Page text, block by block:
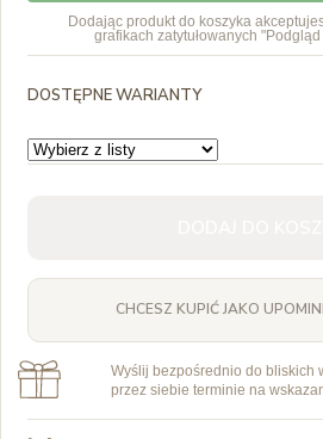
Dodając produkt do koszyka
grafikach zatytułowanych
DOSTĘPNE WARIANTY
CHCESZ KUPIĆ JAKO
Wyślij bezpośrednio do bliskich
przez siebie terminie na